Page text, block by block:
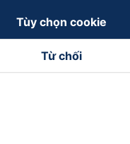
Tùy chọn cookie
Từ chối